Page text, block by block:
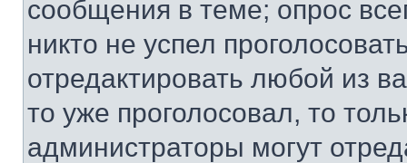
сообщения в теме; опрос
никто не успел
отредактировать любой из
то уже проголосовал, то
администраторы могут